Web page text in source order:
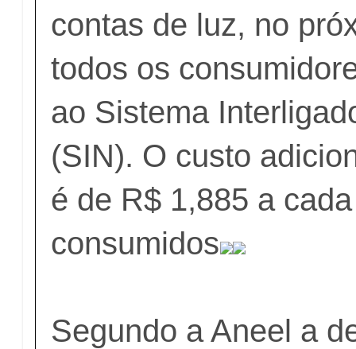
contas de luz, no
todos os
ao Sistema
(SIN). O custo
é de R$ 1,885 a
consumidos
Segundo a Aneel a